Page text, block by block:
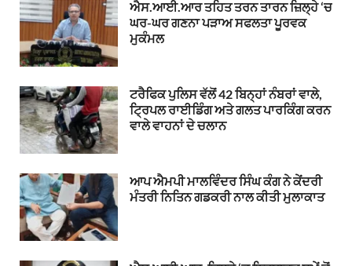
ਐਸ.ਆਈ.ਆਰ ਤਹਿਤ ਤਰਨ ਤਾਰਨ ਜ਼ਿਲ੍ਹੇ ‘ਚ
ਘਰ-ਘਰ ਗਣਨਾ ਪੜਾਅ ਸਫਲਤਾ ਪੂਰਵਕ
ਮੁਕੰਮਲ
ਟਰੈਫਿਕ ਪੁਲਿਸ ਵੱਲੋਂ 42 ਬਿਨ੍ਹਾਂ ਨੰਬਰਾਂ ਵਾਲੇ,
ਟ੍ਰਿਪਲ ਰਾਈਡਿੰਗ ਅਤੇ ਗਲਤ ਪਾਰਕਿੰਗ ਕਰਨ
ਵਾਲੇ ਵਾਹਨਾਂ ਦੇ ਚਲਾਨ
ਆਪ ਐਮਪੀ ਮਾਲਵਿੰਦਰ ਸਿੰਘ ਕੰਗ ਨੇ ਕੇਂਦਰੀ
ਮੰਤਰੀ ਨਿਤਿਨ ਗਡਕਰੀ ਨਾਲ ਕੀਤੀ ਮੁਲਾਕਾਤ